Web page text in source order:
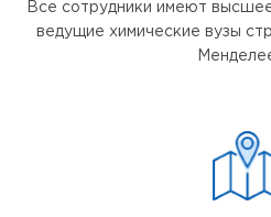
Все сотрудники имеют
ведущие химические вузы